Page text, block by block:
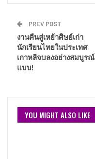
PREV POST
งานคืนสู่เหย้าศิษย์เก่า
นักเรียนไทยในประเทศ
เกาหลีจบลงอย่างสมบูรณ์
แบบ!
YOU MIGHT ALSO LIKE